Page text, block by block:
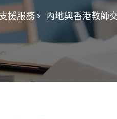
援服務 > 內地與香港教師